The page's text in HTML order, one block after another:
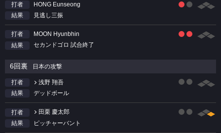
打者
HONG Eunseong
結果
見逃し三振
打者
MOON Hyunbhin
結果
セカンドゴロ 試合終了
6回裏 日本の攻撃
打者
浅野 翔吾
結果
デッドボール
打者
田栗 慶太郎
結果
ピッチャーバント